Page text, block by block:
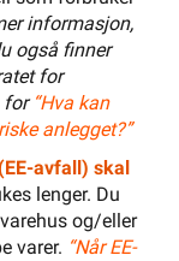
informasjon,
også finner
for
for “Hva kan
anlegget?”
avfall) skal
lenger. Du
og/eller
varer. “Når EE-